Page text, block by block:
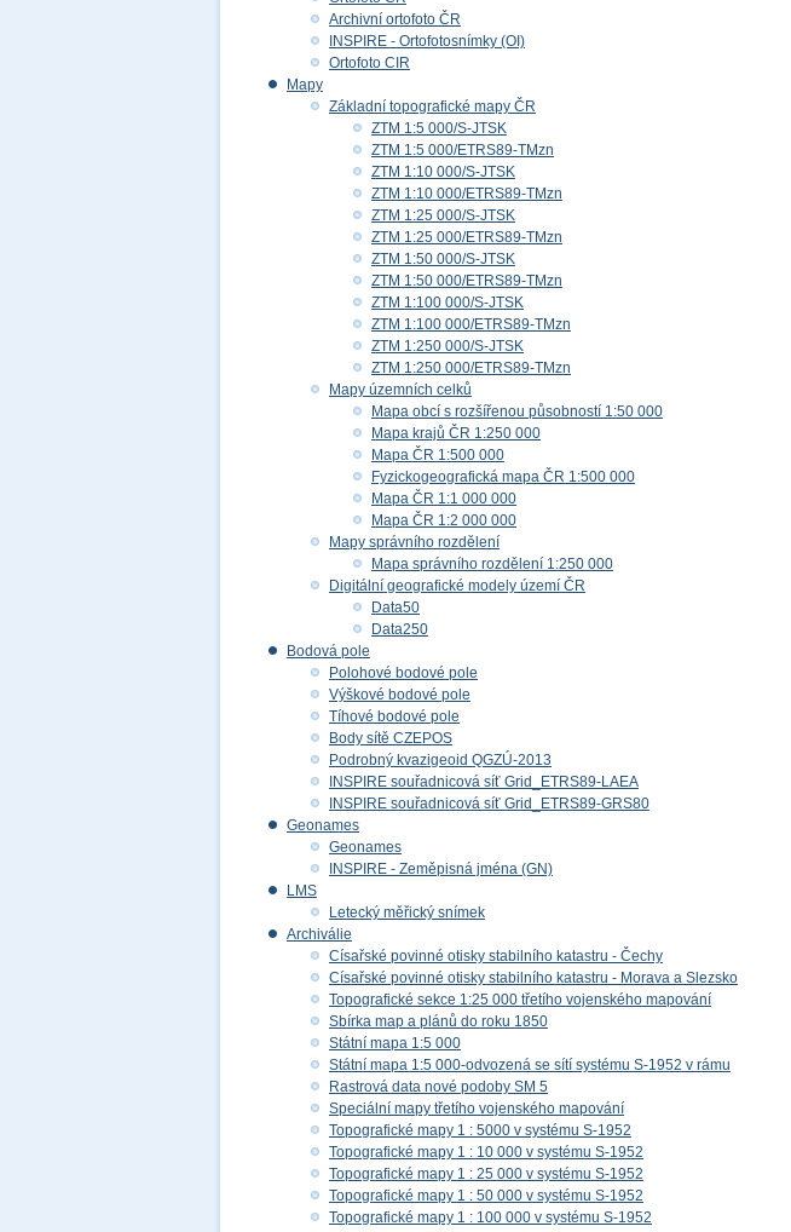
Archivní ortofoto ČR
INSPIRE - Ortofotosnímky (OI)
Ortofoto CIR
Mapy
Základní topografické mapy ČR
ZTM 1:5 000/S-JTSK
ZTM 1:5 000/ETRS89-TMzn
ZTM 1:10 000/S-JTSK
ZTM 1:10 000/ETRS89-TMzn
ZTM 1:25 000/S-JTSK
ZTM 1:25 000/ETRS89-TMzn
ZTM 1:50 000/S-JTSK
ZTM 1:50 000/ETRS89-TMzn
ZTM 1:100 000/S-JTSK
ZTM 1:100 000/ETRS89-TMzn
ZTM 1:250 000/S-JTSK
ZTM 1:250 000/ETRS89-TMzn
Mapy územních celků
Mapa obcí s rozšířenou působností 1:50 000
Mapa krajů ČR 1:250 000
Mapa ČR 1:500 000
Fyzickogeografická mapa ČR 1:500 000
Mapa ČR 1:1 000 000
Mapa ČR 1:2 000 000
Mapy správního rozdělení
Mapa správního rozdělení 1:250 000
Digitální geografické modely území ČR
Data50
Data250
Bodová pole
Polohové bodové pole
Výškové bodové pole
Tíhové bodové pole
Body sítě CZEPOS
Podrobný kvazigeoid QGZÚ-2013
INSPIRE souřadnicová síť Grid_ETRS89-LAEA
INSPIRE souřadnicová síť Grid_ETRS89-GRS80
Geonames
Geonames
INSPIRE - Zeměpisná jména (GN)
LMS
Letecký měřický snímek
Archiválie
Císařské povinné otisky stabilního katastru - Čechy
Císařské povinné otisky stabilního katastru - Morava a Slezsko
Topografické sekce 1:25 000 třetího vojenského mapování
Sbírka map a plánů do roku 1850
Státní mapa 1:5 000
Státní mapa 1:5 000-odvozená se sítí systému S-1952 v rámu
Rastrová data nové podoby SM 5
Speciální mapy třetího vojenského mapování
Topografické mapy 1 : 5000 v systému S-1952
Topografické mapy 1 : 10 000 v systému S-1952
Topografické mapy 1 : 25 000 v systému S-1952
Topografické mapy 1 : 50 000 v systému S-1952
Topografické mapy 1 : 100 000 v systému S-1952